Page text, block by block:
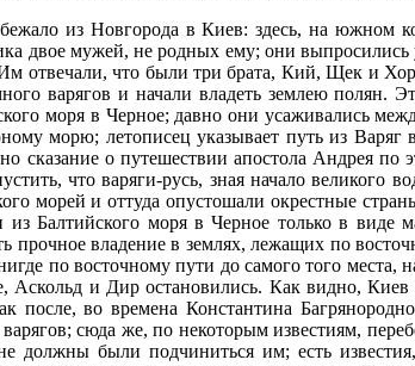
из Новгорода в Киев: здесь, на южном
двое мужей, не родных ему; они
отвечали, что были три брата, Кий, Щек и
варягов и начали владеть землею полян.
моря в Черное; давно они усаживались
морю; летописец указывает путь из Варяг
сказание о путешествии апостола
что варяги-русь, зная начало
морей и оттуда опустошали окрестные
из Балтийского моря в Черное только в
прочное владение в землях, лежащих по
по восточному пути до самого того места,
Аскольд и Дир остановились. Как видно,
после, во времена Константина
варягов; сюда же, по некоторым известиям,
должны были подчиниться им; есть